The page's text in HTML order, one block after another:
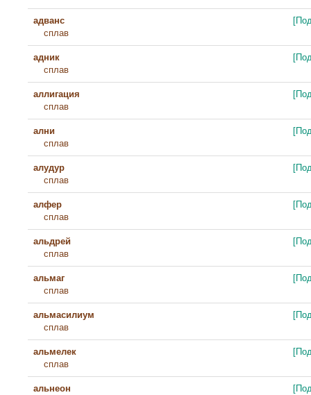
адванс
сплав
адник
сплав
аллигация
сплав
ални
сплав
алудур
сплав
алфер
сплав
альдрей
сплав
альмаг
сплав
альмасилиум
сплав
альмелек
сплав
альнеон